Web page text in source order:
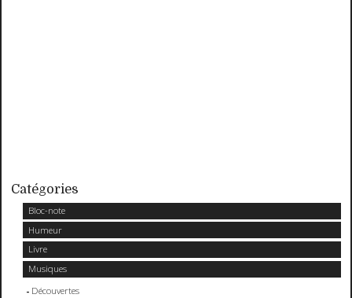
Catégories
Bloc-note
Humeur
Livre
Musiques
Découvertes